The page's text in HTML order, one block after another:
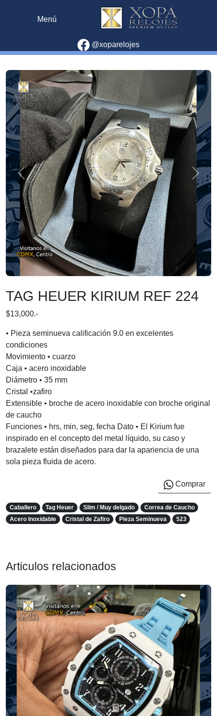
Menú
@xoparelojes
Previous Next
TAG HEUER KIRIUM REF 224
$13,000.-
• Pieza seminueva calificación 9.0 en excelentes
condiciones
Movimiento • cuarzo
Caja • acero inoxidable
Diámetro • 35 mm
Cristal •zafiro
Extensible • broche de acero inoxidable con broche original
de caucho
Funciones • hrs, min, seg, fecha Dato • El Kirium fue
inspirado en el concepto del metal líquido, su caso y
brazalete están diseñados para dar la apariencia de una
sola pieza fluida de acero.
Comprar
Caballero Tag Heuer Slim / Muy delgado
Correa de Caucho
Acero Inoxidable
Cristal de Zafiro Pieza Seminueva 523
Articulos relacionados